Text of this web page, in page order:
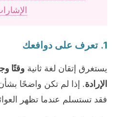
1. تعرف على دوافعك
يستغرق إتقان لغة ثانية وقتًا
الإرادة. إذا لم تكن واضحًا
فقد تستسلم عندما تظهر